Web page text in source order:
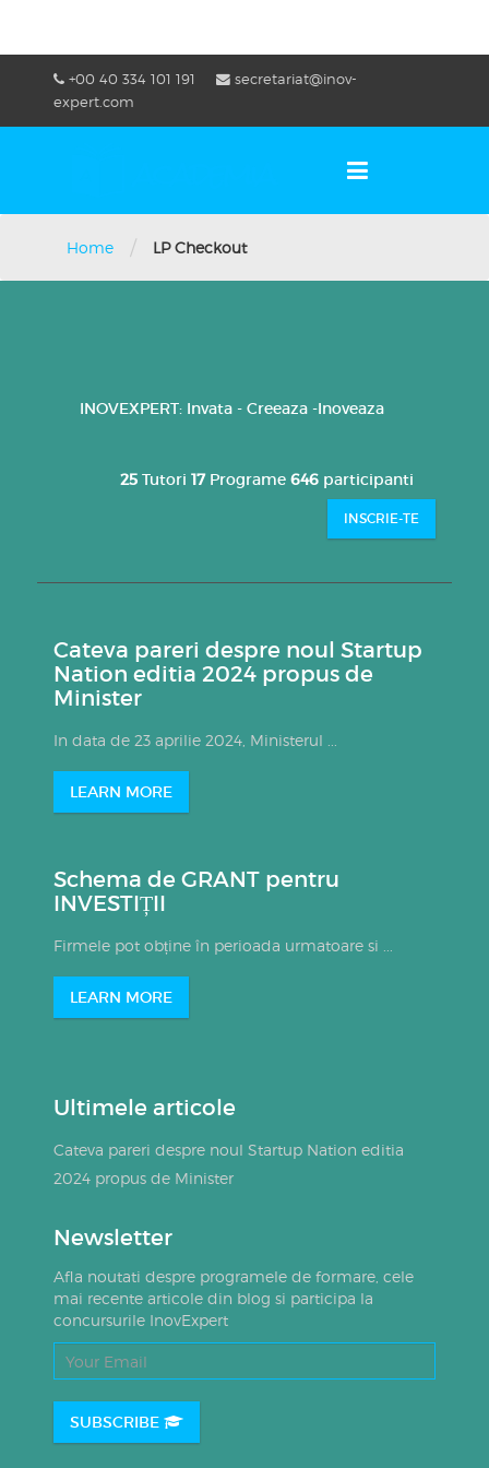
content
+00 40 334 101 191
secretariat@inov-
expert.com
Home / LP Checkout
INOVEXPERT: Invata - Creeaza -Inoveaza
25 Tutori17 Programe646 participanti
INSCRIE-TE
Cateva pareri despre noul Startup
Nation editia 2024 propus de
Minister
In data de 23 aprilie 2024, Ministerul ...
LEARN MORE
Schema de GRANT pentru
INVESTIȚII
Firmele pot obține în perioada urmatoare si ...
LEARN MORE
Ultimele articole
Cateva pareri despre noul Startup Nation editia
2024 propus de Minister
Newsletter
Afla noutati despre programele de formare, cele
mai recente articole din blog si participa la
concursurile InovExpert
SUBSCRIBE